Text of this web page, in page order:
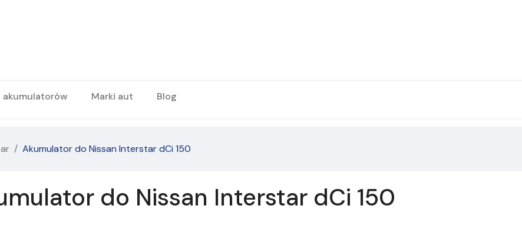
akumulatorów Marki aut Blog
Akumulator do Nissan Interstar dCi 150
do Nissan Interstar dCi 150